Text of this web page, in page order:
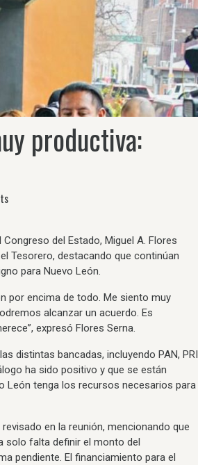
productiva:
del Estado, Miguel A. Flores
Tesorero, destacando que continúan
para Nuevo León.
por encima de todo. Me siento muy
alcanzar un acuerdo. Es
expresó Flores Serna.
distintas bancadas, incluyendo PAN, PRI
ha sido positivo y que se están
León tenga los recursos necesarios para
en la reunión, mencionando que
solo falta definir el monto del
pendiente. El financiamiento para el